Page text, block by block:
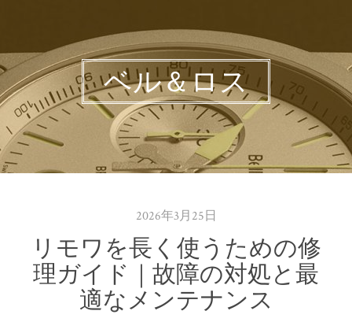
ベル＆ロス
2026年3月25日
リモワを長く使うための修
理ガイド｜故障の対処と最
適なメンテナンス